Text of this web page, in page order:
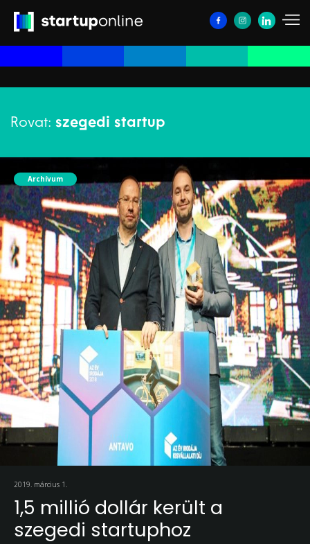
Rovat: szegedi startup
Archívum
2019. március 1.
1,5 millió dollár került a
szegedi startuphoz